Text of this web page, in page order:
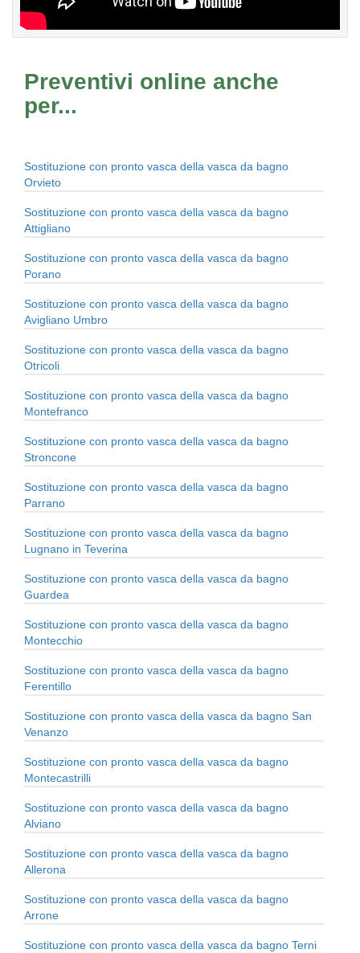
Preventivi online anche
per...
Sostituzione con pronto vasca della vasca da bagno
Orvieto
Sostituzione con pronto vasca della vasca da bagno
Attigliano
Sostituzione con pronto vasca della vasca da bagno
Porano
Sostituzione con pronto vasca della vasca da bagno
Avigliano Umbro
Sostituzione con pronto vasca della vasca da bagno
Otricoli
Sostituzione con pronto vasca della vasca da bagno
Montefranco
Sostituzione con pronto vasca della vasca da bagno
Stroncone
Sostituzione con pronto vasca della vasca da bagno
Parrano
Sostituzione con pronto vasca della vasca da bagno
Lugnano in Teverina
Sostituzione con pronto vasca della vasca da bagno
Guardea
Sostituzione con pronto vasca della vasca da bagno
Montecchio
Sostituzione con pronto vasca della vasca da bagno
Ferentillo
Sostituzione con pronto vasca della vasca da bagno San
Venanzo
Sostituzione con pronto vasca della vasca da bagno
Montecastrilli
Sostituzione con pronto vasca della vasca da bagno
Alviano
Sostituzione con pronto vasca della vasca da bagno
Allerona
Sostituzione con pronto vasca della vasca da bagno
Arrone
Sostituzione con pronto vasca della vasca da bagno Terni